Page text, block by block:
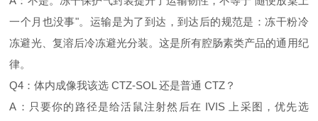
一个月也没事"。运输是为了到达，到达后的规范是：冻干粉冷
冻避光、复溶后冷冻避光分装。这是所有腔肠素类产品的通用纪
律。
Q4：体内成像我该选 CTZ‑SOL 还是普通 CTZ？
A：只要你的路径是给活鼠注射然后在 IVIS 上采图，优先选